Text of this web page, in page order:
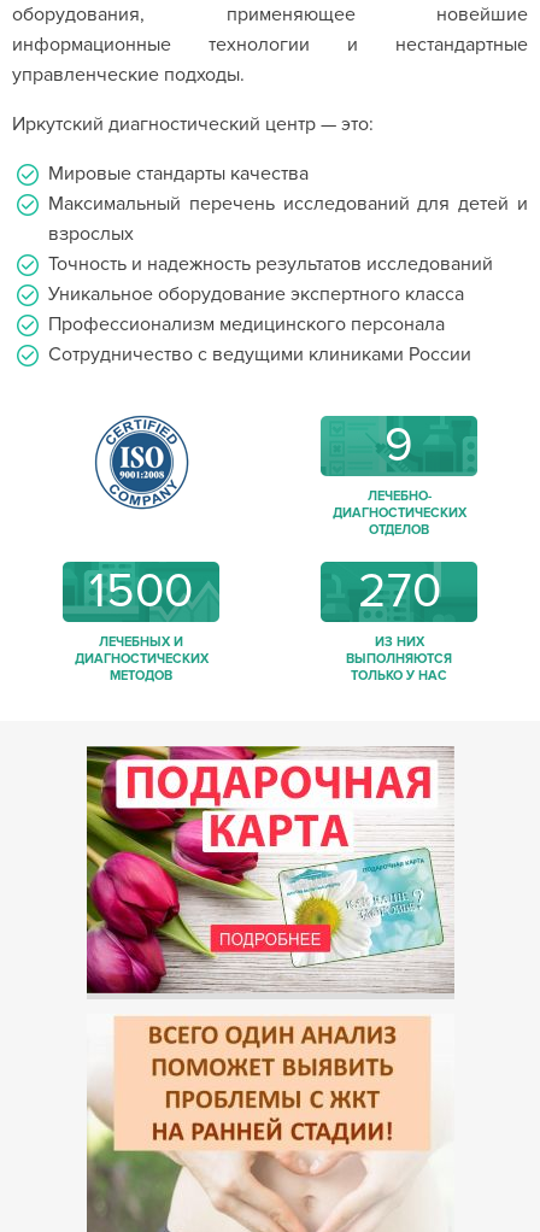
оборудования, применяющее новейшие
информационные технологии и нестандартные
управленческие подходы.
Иркутский диагностический центр — это:
Мировые стандарты качества
Максимальный перечень исследований для детей и
взрослых
Точность и надежность результатов исследований
Уникальное оборудование экспертного класса
Профессионализм медицинского персонала
Сотрудничество с ведущими клиниками России
9
ЛЕЧЕБНО-
ДИАГНОСТИЧЕСКИХ
ОТДЕЛОВ
1500
ЛЕЧЕБНЫХ И
ДИАГНОСТИЧЕСКИХ
МЕТОДОВ
270
ИЗ НИХ
ВЫПОЛНЯЮТСЯ
ТОЛЬКО У НАС